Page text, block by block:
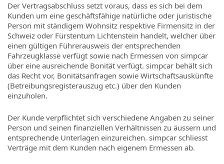
Der Vertragsabschluss setzt voraus, dass es sich bei dem
Kunden um eine geschäftsfähige natürliche oder juristische
Person mit ständigem Wohnsitz respektive Firmensitz in der
Schweiz oder Fürstentum Lichtenstein handelt, welcher über
einen gültigen Führerausweis der entsprechenden
Fahrzeugklasse verfügt sowie nach Ermessen von simpcar
über eine ausreichende Bonität verfügt. simpcar behält sich
das Recht vor, Bonitätsanfragen sowie Wirtschaftsauskünfte
(Betreibungsregisterauszug etc.) über den Kunden
einzuholen.
Der Kunde verpflichtet sich verschiedene Angaben zu seiner
Person und seinen finanziellen Verhältnissen zu äussern und
entsprechende Unterlagen einzureichen. simpcar schliesst
Verträge mit dem Kunden nach eigenem Ermessen ab.